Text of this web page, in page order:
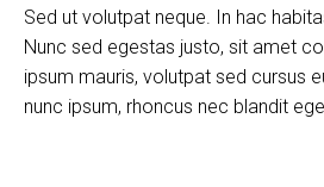
Sed ut volutpat neque. In hac
Nunc sed egestas justo, sit amet
ipsum mauris, volutpat sed cursus
nunc ipsum, rhoncus nec blandit